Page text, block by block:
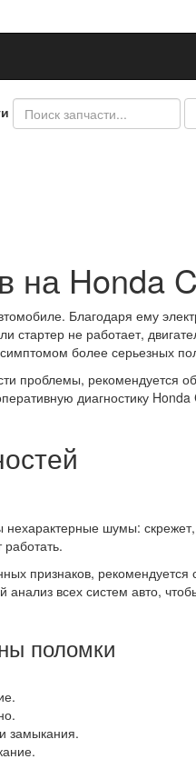
на Honda
Благодаря ему
стартер не работает,
более серьезных
проблемы, рекомендуется
диагностику
нехарактерные шумы:
признаков, рекомендуется
анализ всех систем авто,
поломки
замыкания.